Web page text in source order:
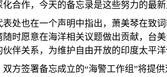
化合作，今天的备忘录是这些努力的最新
表处也在一个声明中指出，萧美琴在致
随时愿意在海洋相关议题做出贡献，台
伴关系，为维护自由开放的印度太平洋
双方签署备忘成立的“海警工作组”将提